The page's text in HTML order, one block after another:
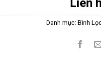
Liên
Danh mục: Bình